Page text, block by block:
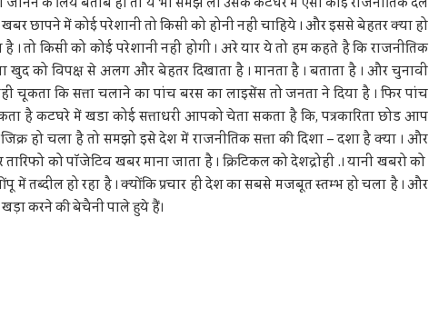
छापने में कोई परेशानी तो किसी को होनी नहीं चाहिये । और इससे बेहतर क्या हो
तो किसी को कोई परेशानी नहीं होगी । अरे यार ये तो हम कहते है कि राजनीतिक
खुद को विपक्ष से अलग और बेहतर दिखाता है । मानता है । बताता है । और चुनावी
कि सत्ता चलाने का पांच बरस का लाइसेंस तो जनता ने दिया है । फिर पांच
है कटघरे में खडा कोई सत्ताधरी आपको चेता सकता है कि, पत्रकारिता छोड आप
हो चला है तो समझो इसे देश में राजनीतिक सत्ता की दिशा – दशा है क्या । और
को पॉजेटिव खबर माना जाता है । क्रिटिकल को देशद्रोही .। यानी खबरो को
में तब्दील हो रहा है । क्योंकि प्रचार ही देश का सबसे मजबूत स्तम्भ हो चला है । और
करने की बेचैनी पाले हुये हैं।